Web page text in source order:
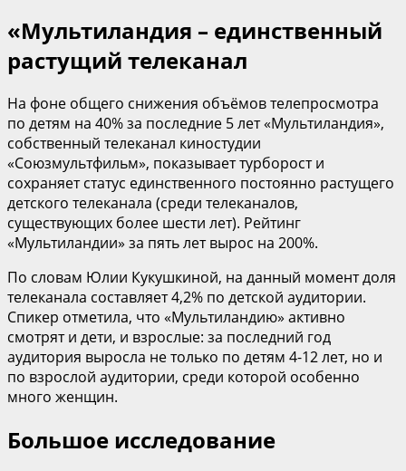
«Мультиландия – единственный
растущий телеканал
На фоне общего снижения объёмов телепросмотра
по детям на 40% за последние 5 лет «Мультиландия»,
собственный телеканал киностудии
«Союзмультфильм», показывает турборост и
сохраняет статус единственного постоянно растущего
детского телеканала (среди телеканалов,
существующих более шести лет). Рейтинг
«Мультиландии» за пять лет вырос на 200%.
По словам Юлии Кукушкиной, на данный момент доля
телеканала составляет 4,2% по детской аудитории.
Спикер отметила, что «Мультиландию» активно
смотрят и дети, и взрослые: за последний год
аудитория выросла не только по детям 4-12 лет, но и
по взрослой аудитории, среди которой особенно
много женщин.
Большое исследование